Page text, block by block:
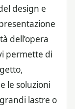
design e
dell’opera
permette di
le soluzioni
lastre o